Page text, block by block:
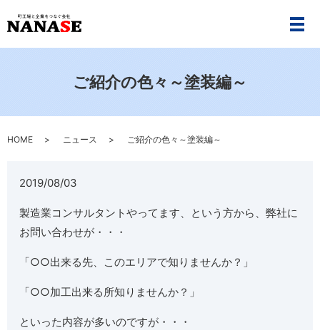
メ
ご紹介の色々～塗装編～
HOME ニュース ご紹介の色々～塗装編～
2019/08/03
製造業コンサルタントやってます、という方から、弊社に
お問い合わせが・・・
「○○出来る先、このエリアで知りませんか？」
「○○加工出来る所知りませんか？」
といった内容が多いのですが・・・